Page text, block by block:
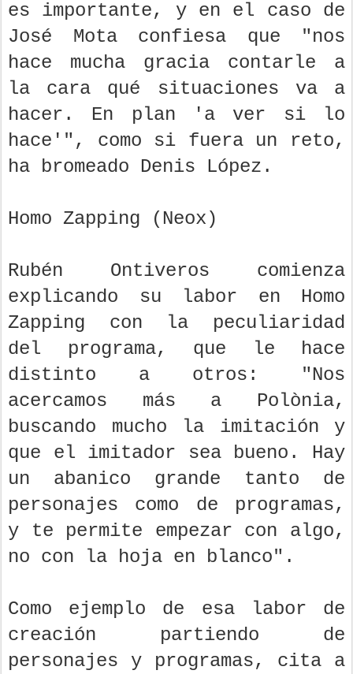
es importante, y en el caso de
José Mota confiesa que "nos
hace mucha gracia contarle a
la cara qué situaciones va a
hacer. En plan 'a ver si lo
hace'", como si fuera un reto,
ha bromeado Denis López.
Homo Zapping (Neox)
Rubén Ontiveros comienza
explicando su labor en Homo
Zapping con la peculiaridad
del programa, que le hace
distinto a otros: "Nos
acercamos más a Polònia,
buscando mucho la imitación y
que el imitador sea bueno. Hay
un abanico grande tanto de
personajes como de programas,
y te permite empezar con algo,
no con la hoja en blanco".
Como ejemplo de esa labor de
creación partiendo de
personajes y programas, cita a